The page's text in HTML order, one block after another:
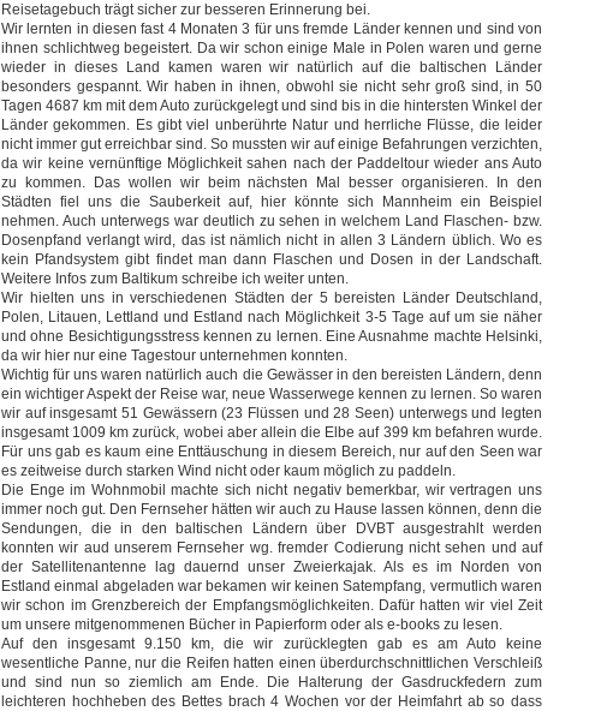
Reisetagebuch trägt sicher zur besseren Erinnerung bei.
Wir lernten in diesen fast 4 Monaten 3 für uns fremde Länder kennen und sind von
ihnen schlichtweg begeistert. Da wir schon einige Male in Polen waren und gerne
wieder in dieses Land kamen waren wir natürlich auf die baltischen Länder
besonders gespannt. Wir haben in ihnen, obwohl sie nicht sehr groß sind, in 50
Tagen 4687 km mit dem Auto zurückgelegt und sind bis in die hintersten Winkel der
Länder gekommen. Es gibt viel unberührte Natur und herrliche Flüsse, die leider
nicht immer gut erreichbar sind. So mussten wir auf einige Befahrungen verzichten,
da wir keine vernünftige Möglichkeit sahen nach der Paddeltour wieder ans Auto
zu kommen. Das wollen wir beim nächsten Mal besser organisieren. In den
Städten fiel uns die Sauberkeit auf, hier könnte sich Mannheim ein Beispiel
nehmen. Auch unterwegs war deutlich zu sehen in welchem Land Flaschen- bzw.
Dosenpfand verlangt wird, das ist nämlich nicht in allen 3 Ländern üblich. Wo es
kein Pfandsystem gibt findet man dann Flaschen und Dosen in der Landschaft.
Weitere Infos zum Baltikum schreibe ich weiter unten.
Wir hielten uns in verschiedenen Städten der 5 bereisten Länder Deutschland,
Polen, Litauen, Lettland und Estland nach Möglichkeit 3-5 Tage auf um sie näher
und ohne Besichtigungsstress kennen zu lernen. Eine Ausnahme machte Helsinki,
da wir hier nur eine Tagestour unternehmen konnten.
Wichtig für uns waren natürlich auch die Gewässer in den bereisten Ländern, denn
ein wichtiger Aspekt der Reise war, neue Wasserwege kennen zu lernen. So waren
wir auf insgesamt 51 Gewässern (23 Flüssen und 28 Seen) unterwegs und legten
insgesamt 1009 km zurück, wobei aber allein die Elbe auf 399 km befahren wurde.
Für uns gab es kaum eine Enttäuschung in diesem Bereich, nur auf den Seen war
es zeitweise durch starken Wind nicht oder kaum möglich zu paddeln.
Die Enge im Wohnmobil machte sich nicht negativ bemerkbar, wir vertragen uns
immer noch gut. Den Fernseher hätten wir auch zu Hause lassen können, denn die
Sendungen, die in den baltischen Ländern über DVBT ausgestrahlt werden
konnten wir aud unserem Fernseher wg. fremder Codierung nicht sehen und auf
der Satellitenantenne lag dauernd unser Zweierkajak. Als es im Norden von
Estland einmal abgeladen war bekamen wir keinen Satempfang, vermutlich waren
wir schon im Grenzbereich der Empfangsmöglichkeiten. Dafür hatten wir viel Zeit
um unsere mitgenommenen Bücher in Papierform oder als e-books zu lesen.
Auf den insgesamt 9.150 km, die wir zurücklegten gab es am Auto keine
wesentliche Panne, nur die Reifen hatten einen überdurchschnittlichen Verschleiß
und sind nun so ziemlich am Ende. Die Halterung der Gasdruckfedern zum
leichteren hochheben des Bettes brach 4 Wochen vor der Heimfahrt ab so dass